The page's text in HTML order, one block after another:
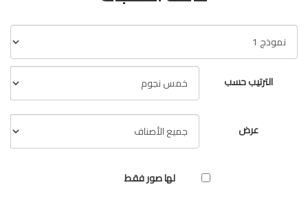
الترتيب حسب
عرض
لها صور فقط